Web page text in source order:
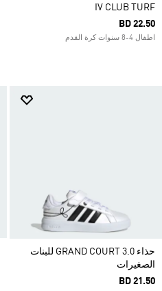
IV CLUB TURF
BD 22.50
اطفال 4-8 سنوات كرة القدم
حذاء GRAND COURT 3.0 للبنات
الصغيرات
BD 21.50